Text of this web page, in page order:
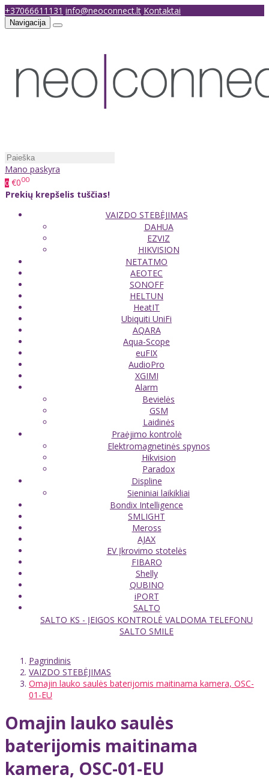
+37066611131 info@neoconnect.lt Kontaktai
Navigacija
Mano paskyra
0 €000
Prekių krepšelis tuščias!
VAIZDO STEBĖJIMAS
DAHUA
EZVIZ
HIKVISION
NETATMO
AEOTEC
SONOFF
HELTUN
HeatIT
Ubiquiti UniFi
AQARA
Aqua-Scope
euFIX
AudioPro
XGIMI
Alarm
Bevielės
GSM
Laidinės
Praėjimo kontrolė
Elektromagnetinės spynos
Hikvision
Paradox
Displine
Sieniniai laikikliai
Bondix Intelligence
SMLIGHT
Meross
AJAX
EV Įkrovimo stotelės
FIBARO
Shelly
QUBINO
iPORT
SALTO
SALTO KS - ĮEIGOS KONTROLĖ VALDOMA TELEFONU
SALTO SMILE
Pagrindinis
VAIZDO STEBĖJIMAS
Omajin lauko saulės baterijomis maitinama kamera, OSC-
01-EU
Omajin lauko saulės
baterijomis maitinama
kamera, OSC-01-EU